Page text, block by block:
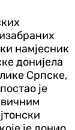
намјесник
донијела
Српске,
је